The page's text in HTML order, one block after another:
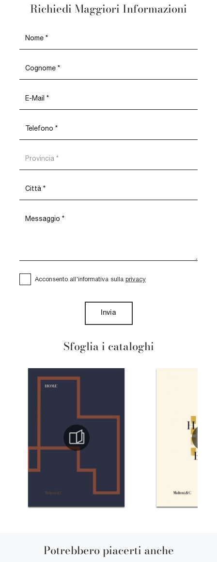
Sfoglia i cataloghi
Richiedi Maggiori Informazioni
Acconsento all'informativa sulla privacy
Invia
Potrebbero piacerti anche